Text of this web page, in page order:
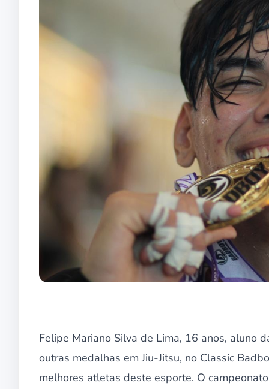
Felipe Mariano Silva de Lima, 16 anos, aluno
outras medalhas em Jiu-Jitsu, no Classic
melhores atletas deste esporte. O